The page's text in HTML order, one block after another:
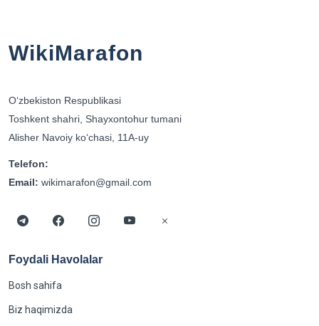
WikiMarafon
Oʻzbekiston Respublikasi
Toshkent shahri, Shayxontohur tumani
Alisher Navoiy koʻchasi, 11A-uy
Telefon:
Email: wikimarafon@gmail.com
Foydali Havolalar
Bosh sahifa
Biz haqimizda